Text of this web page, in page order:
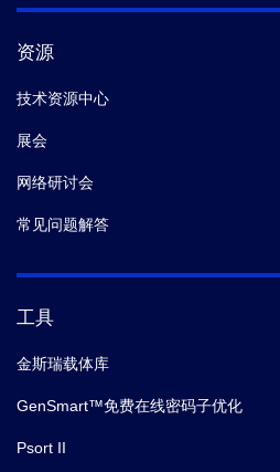
资源
技术资源中心
展会
网络研讨会
常见问题解答
工具
金斯瑞载体库
GenSmart™免费在线密码子优化
Psort II